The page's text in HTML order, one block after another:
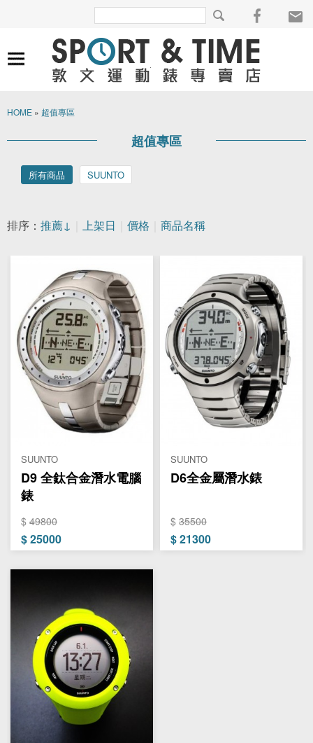
HOME » 超值專區
超值專區
所有商品 SUUNTO
排序： 推薦↓ 上架日 價格 商品名稱
SUUNTO
D9 全鈦合金潛水電腦
錶
$ 49800
$25000
SUUNTO
D6全金屬潛水錶
$ 35500
$21300